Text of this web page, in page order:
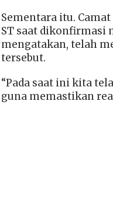
Sementara itu.
ST saat dikonfirmasi
mengatakan, telah
tersebut.
“Pada saat ini kita
guna memastikan